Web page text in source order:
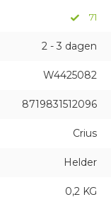
71
2 - 3 dagen
W4425082
8719831512096
Crius
Helder
0,2 KG